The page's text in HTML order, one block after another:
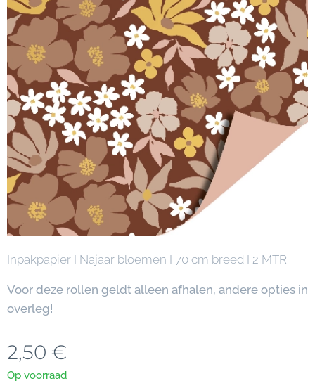
Inpakpapier I Najaar bloemen I 70 cm breed I 2 MTR
Voor deze rollen geldt alleen afhalen, andere opties in
overleg!
2,50 €
Op voorraad